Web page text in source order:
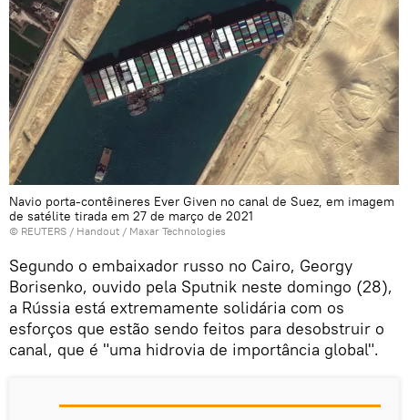
Navio porta-contêineres Ever Given no canal de Suez, em imagem
de satélite tirada em 27 de março de 2021
© REUTERS / Handout / Maxar Technologies
Segundo o embaixador russo no Cairo, Georgy
Borisenko, ouvido pela Sputnik neste domingo (28),
a Rússia está extremamente solidária com os
esforços que estão sendo feitos para desobstruir o
canal, que é "uma hidrovia de importância global".